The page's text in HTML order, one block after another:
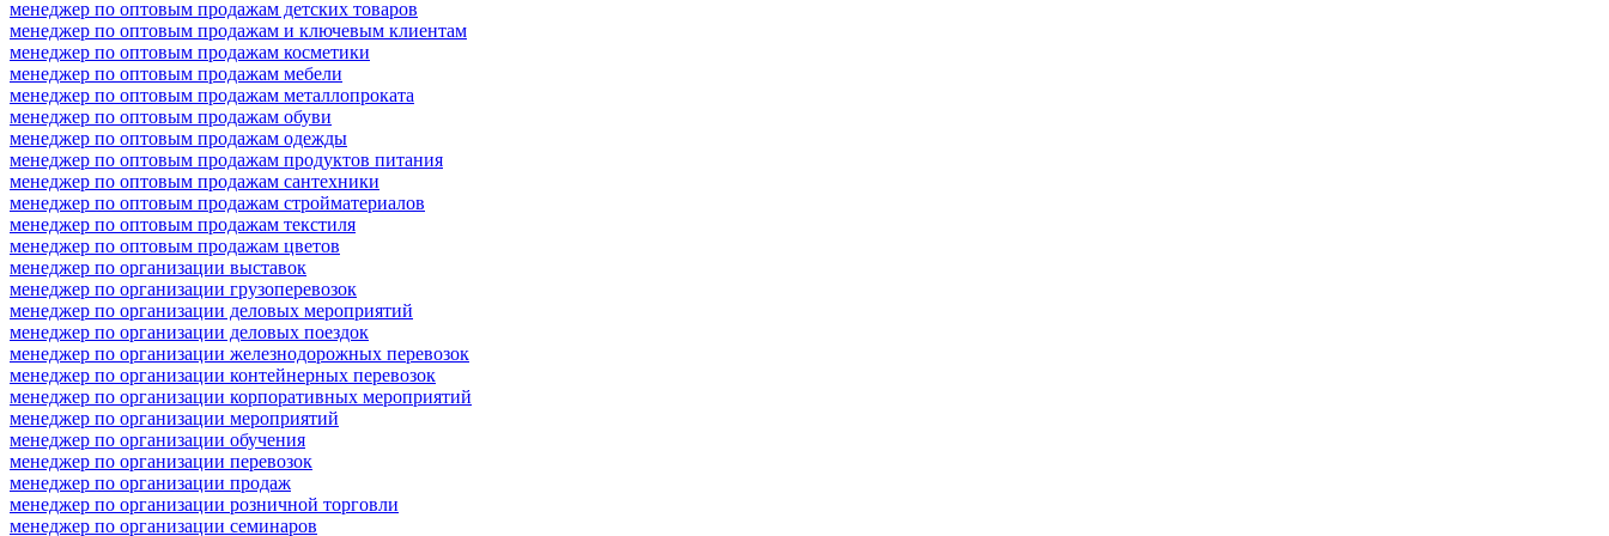
менеджер по оптовым продажам детских товаров
менеджер по оптовым продажам и ключевым клиентам
менеджер по оптовым продажам косметики
менеджер по оптовым продажам мебели
менеджер по оптовым продажам металлопроката
менеджер по оптовым продажам обуви
менеджер по оптовым продажам одежды
менеджер по оптовым продажам продуктов питания
менеджер по оптовым продажам сантехники
менеджер по оптовым продажам стройматериалов
менеджер по оптовым продажам текстиля
менеджер по оптовым продажам цветов
менеджер по организации выставок
менеджер по организации грузоперевозок
менеджер по организации деловых мероприятий
менеджер по организации деловых поездок
менеджер по организации железнодорожных перевозок
менеджер по организации контейнерных перевозок
менеджер по организации корпоративных мероприятий
менеджер по организации мероприятий
менеджер по организации обучения
менеджер по организации перевозок
менеджер по организации продаж
менеджер по организации розничной торговли
менеджер по организации семинаров